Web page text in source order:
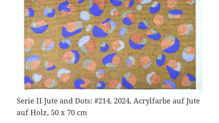
Serie II Jute and Dots: #214, 2024, Acrylfarbe auf Jute
auf Holz, 50 x 70 cm